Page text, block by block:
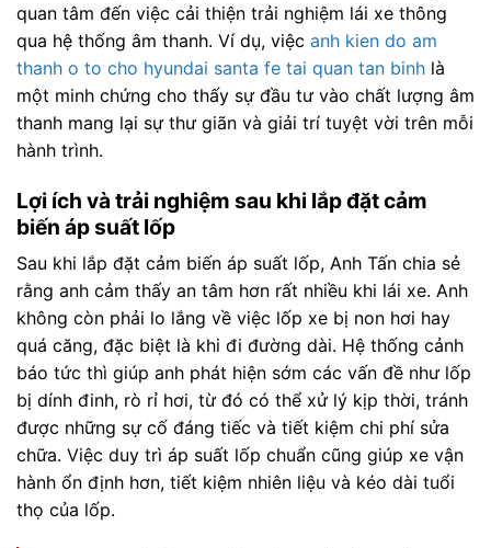
quan tâm đến việc cải thiện trải nghiệm lái xe thông
qua hệ thống âm thanh. Ví dụ, việc anh kien do am
thanh o to cho hyundai santa fe tai quan tan binh là
một minh chứng cho thấy sự đầu tư vào chất lượng âm
thanh mang lại sự thư giãn và giải trí tuyệt vời trên mỗi
hành trình.
Lợi ích và trải nghiệm sau khi lắp đặt cảm
biến áp suất lốp
Sau khi lắp đặt cảm biến áp suất lốp, Anh Tấn chia sẻ
rằng anh cảm thấy an tâm hơn rất nhiều khi lái xe. Anh
không còn phải lo lắng về việc lốp xe bị non hơi hay
quá căng, đặc biệt là khi đi đường dài. Hệ thống cảnh
báo tức thì giúp anh phát hiện sớm các vấn đề như lốp
bị dính đinh, rò rỉ hơi, từ đó có thể xử lý kịp thời, tránh
được những sự cố đáng tiếc và tiết kiệm chi phí sửa
chữa. Việc duy trì áp suất lốp chuẩn cũng giúp xe vận
hành ổn định hơn, tiết kiệm nhiên liệu và kéo dài tuổi
thọ của lốp.